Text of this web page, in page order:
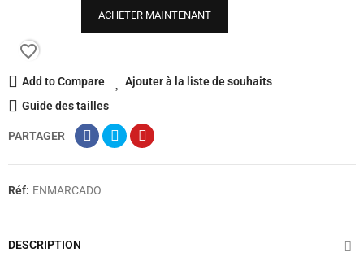
ACHETER MAINTENANT
favorite_border
Add to Compare
Ajouter à la liste de souhaits
Guide des tailles
PARTAGER
Réf: ENMARCADO
DESCRIPTION